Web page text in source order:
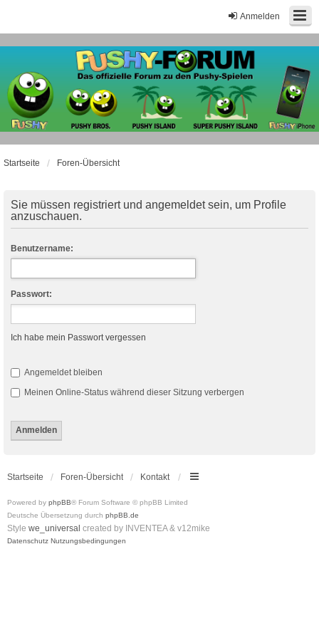
Anmelden
Startseite Foren-Übersicht
Sie müssen registriert und angemeldet sein, um Profile
anzuschauen.
Benutzername:
Passwort:
Ich habe mein Passwort vergessen
Angemeldet bleiben
Meinen Online-Status während dieser Sitzung verbergen
Startseite Foren-Übersicht Kontakt
Powered by phpBB® Forum Software © phpBB Limited
Deutsche Übersetzung durch phpBB.de
Style we_universal created by INVENTEA & v12mike
Datenschutz Nutzungsbedingungen